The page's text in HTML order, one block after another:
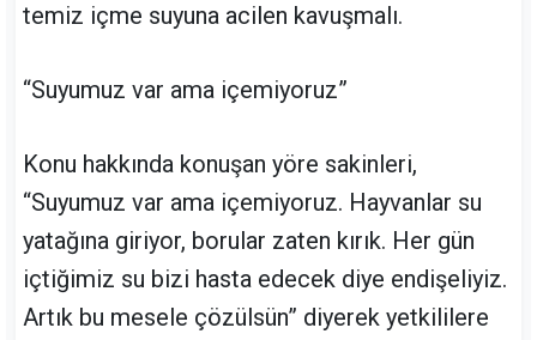
temiz içme suyuna acilen kavuşmalı.
“Suyumuz var ama içemiyoruz”
Konu hakkında konuşan yöre sakinleri,
“Suyumuz var ama içemiyoruz. Hayvanlar su
yatağına giriyor, borular zaten kırık. Her gün
içtiğimiz su bizi hasta edecek diye endişeliyiz.
Artık bu mesele çözülsün” diyerek yetkililere